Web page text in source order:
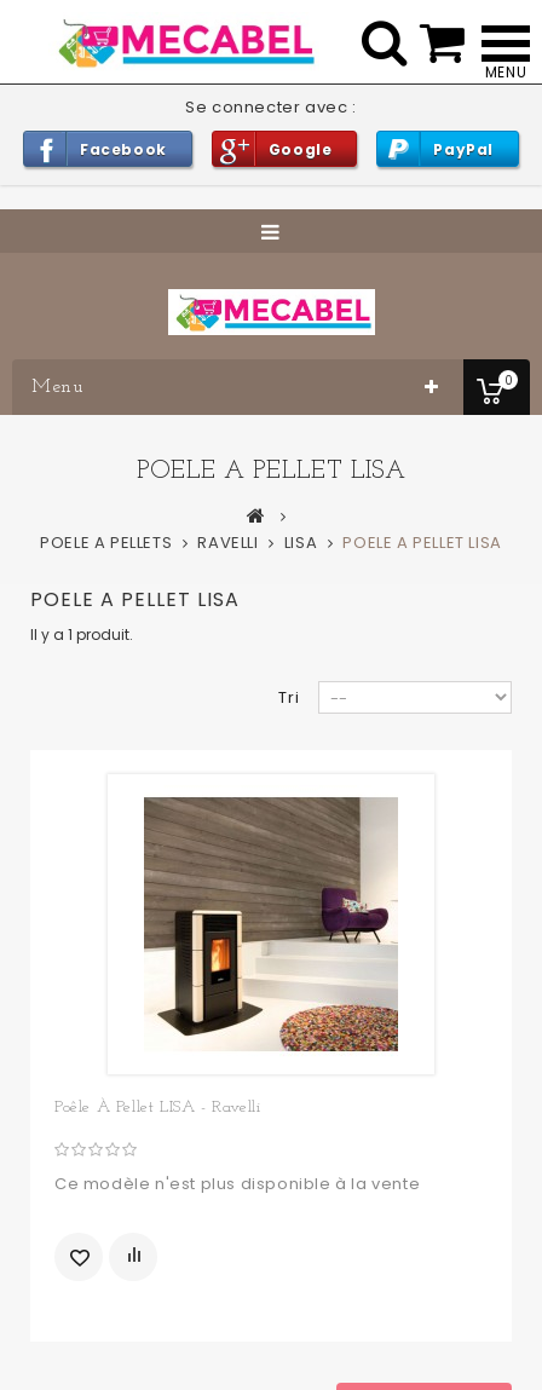
Se connecter avec :
Facebook Google PayPal
0
Menu
POELE A PELLET LISA
POELE A PELLETS RAVELLI LISA POELE A PELLET LISA
POELE A PELLET LISA
Il y a 1 produit.
Tri
Poêle À Pellet LISA - Ravelli
Ce modèle n'est plus disponible à la vente
 